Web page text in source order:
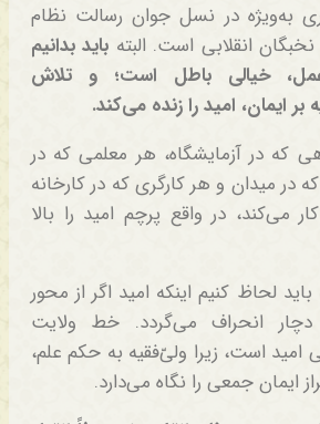
به‌ویژه در نسل جوان رسالت نظام
انقلابی است. البته باید بدانیم
خیالی باطل است؛ و تلاش
بر ایمان، امید را زنده می‌کند.
که در آزمایشگاه، هر معلمی که در
در میدان و هر کارگری که در کارخانه
می‌کند، در واقع پرچم امید را بالا
لحاظ کنیم اینکه امید اگر از محور
انحراف می‌گردد. خط ولایت
است، زیرا ولیّ‌فقیه به حکم علم،
ایمان جمعی را نگاه می‌دارد.